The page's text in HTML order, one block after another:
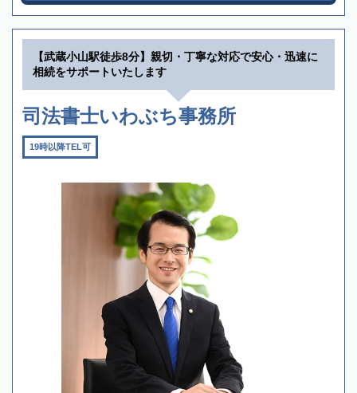
【武蔵小山駅徒歩8分】親切・丁寧な対応で安心・迅速に
相続をサポートいたします
司法書士いわぶち事務所
19時以降TEL可